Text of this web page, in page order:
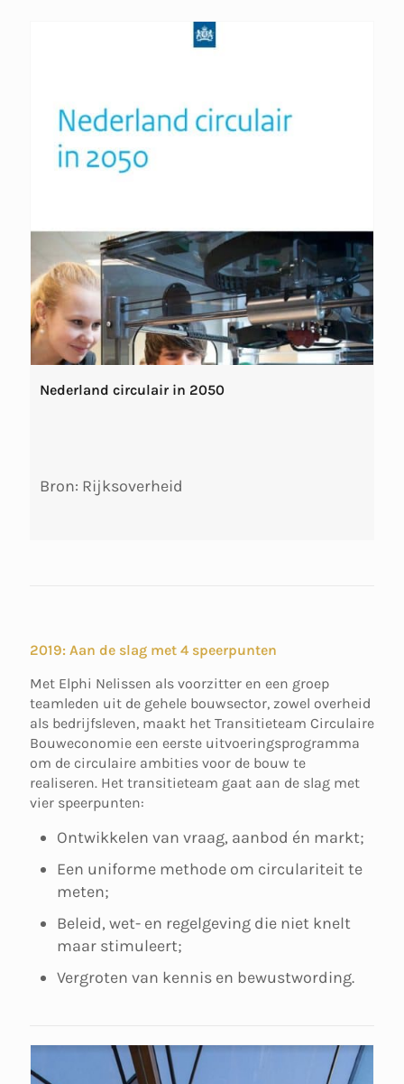
Nederland circulair in 2050
Bron: Rijksoverheid
2019: Aan de slag met 4 speerpunten
Met Elphi Nelissen als voorzitter en een groep
teamleden uit de gehele bouwsector, zowel overheid
als bedrijfsleven, maakt het Transitieteam Circulaire
Bouweconomie een eerste uitvoeringsprogramma
om de circulaire ambities voor de bouw te
realiseren. Het transitieteam gaat aan de slag met
vier speerpunten:
Ontwikkelen van vraag, aanbod én markt;
Een uniforme methode om circulariteit te
meten;
Beleid, wet- en regelgeving die niet knelt
maar stimuleert;
Vergroten van kennis en bewustwording.